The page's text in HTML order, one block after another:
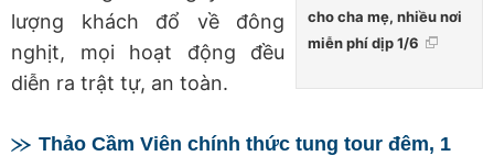
cho cha mẹ, nhiều nơi
miễn phí dịp 1/6
lượng khách đổ về đông
nghịt, mọi hoạt động đều
diễn ra trật tự, an toàn.
Thảo Cầm Viên chính thức tung tour đêm, 1